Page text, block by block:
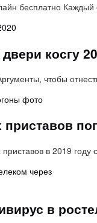
бесплатно
косгу
чтобы
приставов в 2019
в